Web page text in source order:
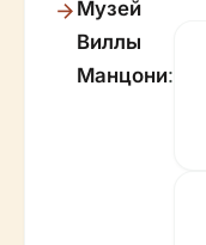
Музей
Виллы
Манцони: